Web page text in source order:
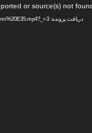
or source(s) not
دریافت پرونده: https://up.mobindl.ir/Sen%20Cal%20Kapimi%20E35.mp4?_=3